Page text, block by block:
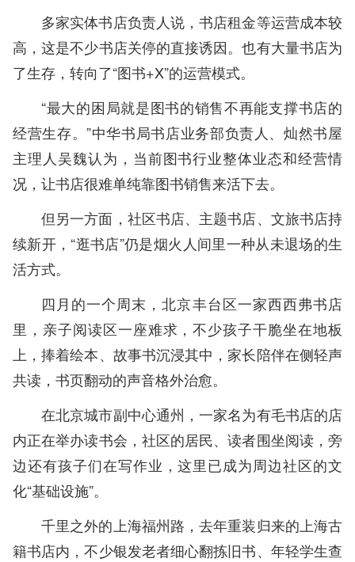
多家实体书店负责人说，书店租金等运营成本较
高，这是不少书店关停的直接诱因。也有大量书店为
了生存，转向了“图书+X”的运营模式。
“最大的困局就是图书的销售不再能支撑书店的
经营生存。”中华书局书店业务部负责人、灿然书屋
主理人吴魏认为，当前图书行业整体业态和经营情
况，让书店很难单纯靠图书销售来活下去。
但另一方面，社区书店、主题书店、文旅书店持
续新开，“逛书店”仍是烟火人间里一种从未退场的生
活方式。
四月的一个周末，北京丰台区一家西西弗书店
里，亲子阅读区一座难求，不少孩子干脆坐在地板
上，捧着绘本、故事书沉浸其中，家长陪伴在侧轻声
共读，书页翻动的声音格外治愈。
在北京城市副中心通州，一家名为有毛书店的店
内正在举办读书会，社区的居民、读者围坐阅读，旁
边还有孩子们在写作业，这里已成为周边社区的文
化“基础设施”。
千里之外的上海福州路，去年重装归来的上海古
籍书店内，不少银发老者细心翻拣旧书、年轻学生查